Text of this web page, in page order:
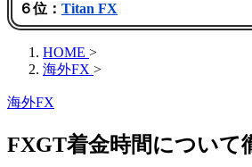
６位： Titan FX
HOME >
海外FX >
海外FX
FXGT着金時間について